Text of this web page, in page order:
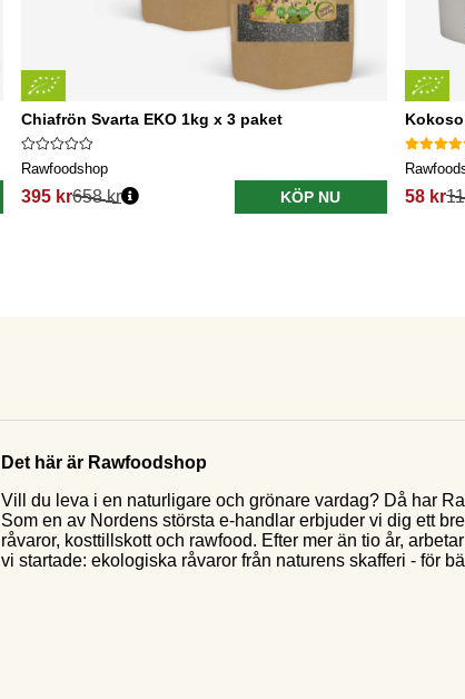
Chiafrön Svarta EKO 1kg x 3 paket
Rawfoodshop
395 kr658 kr KÖP NU 58 kr
Det här är Rawfoodshop
Vill du leva i en naturligare och grönare vardag? Då har
Som en av Nordens största e-handlar erbjuder vi dig ett
råvaror, kosttillskott och rawfood. Efter mer än tio år,
vi startade: ekologiska råvaror från naturens skafferi - för